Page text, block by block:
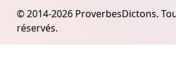
© 2014-2026 ProverbesDictons.
réservés.